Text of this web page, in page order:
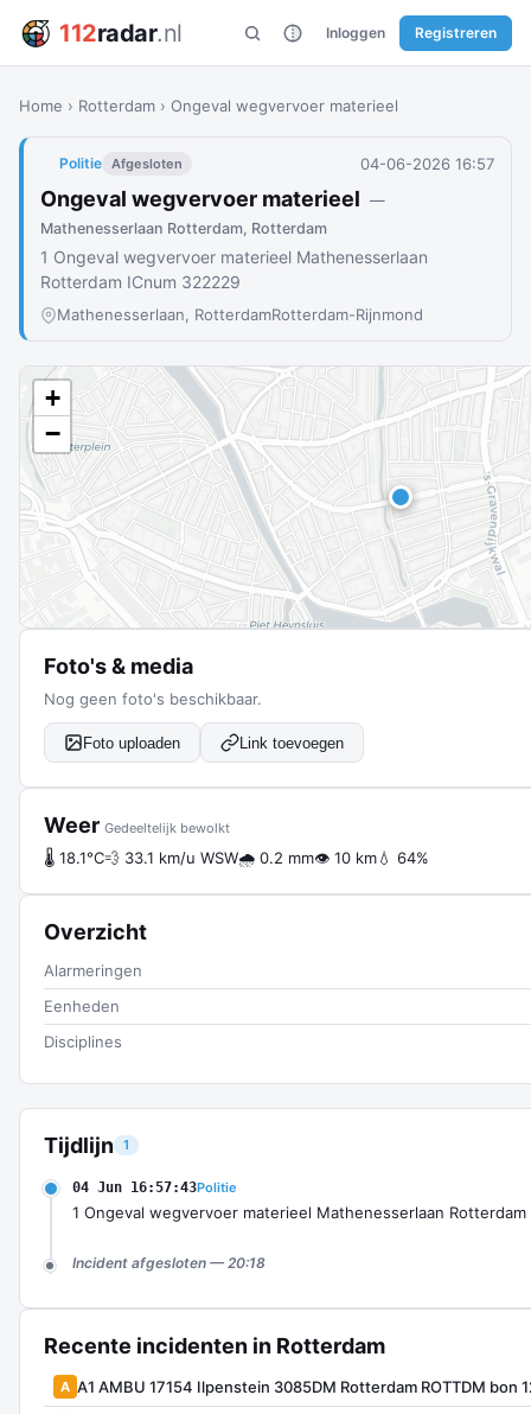
112radar.nl Inloggen Registreren
Home › Rotterdam › Ongeval wegvervoer materieel
Politie Afgesloten 04-06-2026 16:57
Ongeval wegvervoer materieel —
Mathenesserlaan Rotterdam, Rotterdam
1 Ongeval wegvervoer materieel Mathenesserlaan
Rotterdam ICnum 322229
Mathenesserlaan, RotterdamRotterdam-Rijnmond
Tijdlijn 1
04 Jun 16:57:43Politie
1 Ongeval wegvervoer materieel Mathenesserlaan Rotterdam
Incident afgesloten — 20:18
Recente incidenten in Rotterdam
A A1 AMBU 17154 Ilpenstein 3085DM Rotterdam ROTTDM bon
+
−
Foto's & media
Nog geen foto's beschikbaar.
Foto uploaden Link toevoegen
Weer Gedeeltelijk bewolkt
🌡 18.1°C💨 33.1 km/u WSW🌧 0.2 mm👁 10 km💧 64%
Overzicht
Alarmeringen
Eenheden
Disciplines